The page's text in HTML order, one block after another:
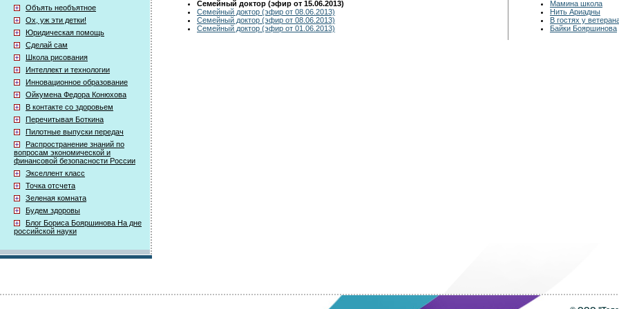
Объять необъятное
Ох, уж эти детки!
Юридическая помощь
Сделай сам
Школа рисования
Интеллект и технологии
Инновационное образование
Ойкумена Федора Конюхова
В контакте со здоровьем
Перечитывая Боткина
Пилотные выпуски передач
Распространение знаний по
вопросам экономической и
финансовой безопасности России
Экселлент класс
Точка отсчета
Зеленая комната
Будем здоровы
Блог Бориса Бояршинова На дне
российской науки
Семейный доктор (эфир от 15.06.2013)
Семейный доктор (эфир от 08.06.2013)
Семейный доктор (эфир от 08.06.2013)
Семейный доктор (эфир от 01.06.2013)
Мамина школа
Нить Ариадны
В гостях у
Байки Бояршинова